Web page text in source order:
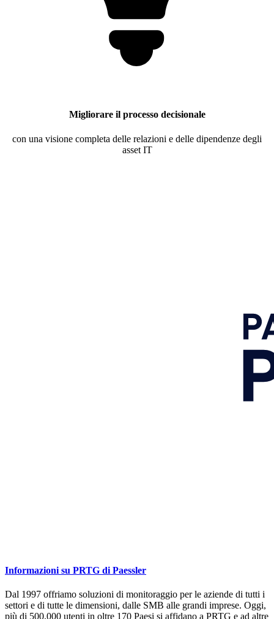
Migliorare il processo decisionale
con una visione completa delle relazioni e delle dipendenze degli
asset IT
Informazioni su PRTG di Paessler
Dal 1997 offriamo soluzioni di monitoraggio per le aziende di tutti i
settori e di tutte le dimensioni, dalle SMB alle grandi imprese. Oggi,
più di 500.000 utenti in oltre 170 Paesi si affidano a PRTG e ad altre